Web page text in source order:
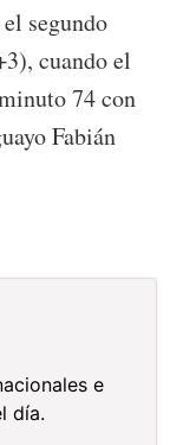
segundo
cuando el
74 con
Fabián
e
día.